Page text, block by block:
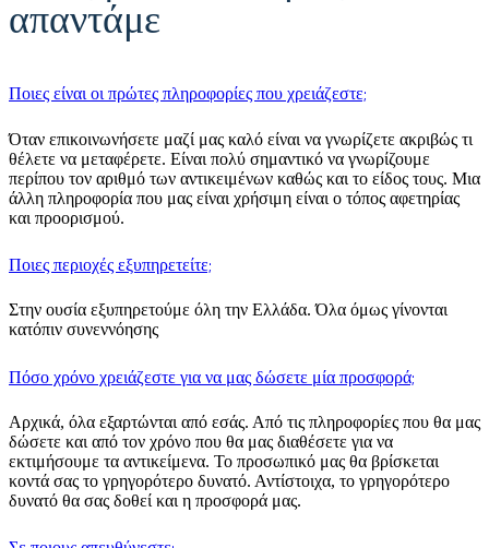
απαντάμε
Ποιες είναι οι πρώτες πληροφορίες που χρειάζεστε;
Όταν επικοινωνήσετε μαζί μας καλό είναι να γνωρίζετε ακριβώς τι
θέλετε να μεταφέρετε. Είναι πολύ σημαντικό να γνωρίζουμε
περίπου τον αριθμό των αντικειμένων καθώς και το είδος τους. Μια
άλλη πληροφορία που μας είναι χρήσιμη είναι ο τόπος αφετηρίας
και προορισμού.
Ποιες περιοχές εξυπηρετείτε;
Στην ουσία εξυπηρετούμε όλη την Ελλάδα. Όλα όμως γίνονται
κατόπιν συνεννόησης
Πόσο χρόνο χρειάζεστε για να μας δώσετε μία προσφορά;
Αρχικά, όλα εξαρτώνται από εσάς. Από τις πληροφορίες που θα μας
δώσετε και από τον χρόνο που θα μας διαθέσετε για να
εκτιμήσουμε τα αντικείμενα. Το προσωπικό μας θα βρίσκεται
κοντά σας το γρηγορότερο δυνατό. Αντίστοιχα, το γρηγορότερο
δυνατό θα σας δοθεί και η προσφορά μας.